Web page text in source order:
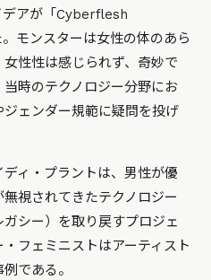
デアが「Cyberflesh
モンスターは女性の体のあら
性性は感じられず、奇妙で
時のテクノロジー分野にお
ェンダー規範に疑問を投げ
ィ・プラントは、男性が優
視されてきたテクノロジー
シー）を取り戻すプロジェ
フェミニストはアーティスト
である。